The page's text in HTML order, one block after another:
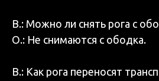
В.: Можно ли снять рога с
О.: Не снимаются с ободка.
В.: Как рога переносят